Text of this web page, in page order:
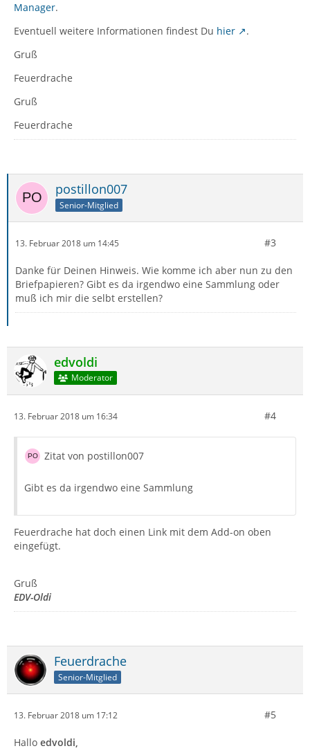
Manager.
Eventuell weitere Informationen findest Du hier
.
Gruß
Feuerdrache
Gruß
Feuerdrache
postillon007
Senior-Mitglied
13. Februar 2018 um 14:45 #3
Danke für Deinen Hinweis. Wie komme ich aber nun zu den
Briefpapieren? Gibt es da irgendwo eine Sammlung oder
muß ich mir die selbt erstellen?
edvoldi
Moderator
13. Februar 2018 um 16:34 #4
Zitat von postillon007
Gibt es da irgendwo eine Sammlung
Feuerdrache hat doch einen Link mit dem Add-on oben
eingefügt.
Gruß
EDV-Oldi
Feuerdrache
Senior-Mitglied
13. Februar 2018 um 17:12 #5
Hallo edvoldi,